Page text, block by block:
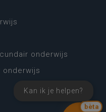
bèta
Kan ik je helpen?
onderwijs
onderwijs